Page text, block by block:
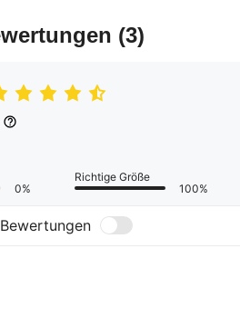
(3)
0%
Richtige Größe
100%